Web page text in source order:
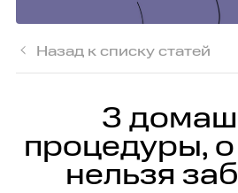
Назад к списку статей
3
процедуры,
нельзя